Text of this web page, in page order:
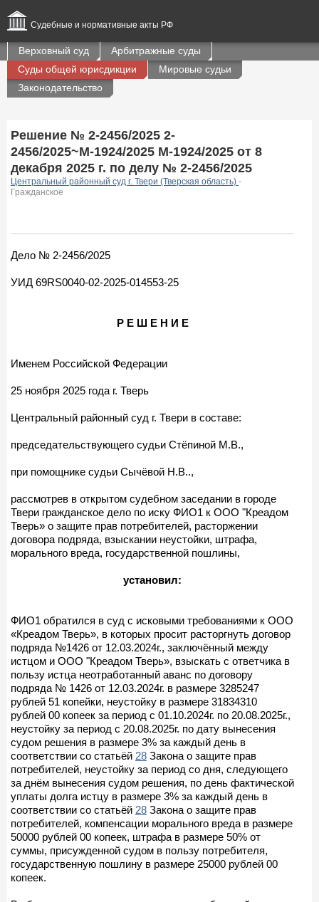
Судебные и нормативные акты РФ
Верховный суд
Арбитражные суды
Суды общей юрисдикции
Мировые судьи
Законодательство
Решение № 2-2456/2025 2-
2456/2025~М-1924/2025 М-1924/2025 от 8
декабря 2025 г. по делу № 2-2456/2025
Центральный районный суд г. Твери (Тверская область) -
Гражданское
Дело № 2-2456/2025
УИД 69RS0040-02-2025-014553-25
Р Е Ш Е Н И Е
Именем Российской Федерации
25 ноября 2025 года г. Тверь
Центральный районный суд г. Твери в составе:
председательствующего судьи Стёпиной М.В.,
при помощнике судьи Сычёвой Н.В..,
рассмотрев в открытом судебном заседании в городе
Твери гражданское дело по иску ФИО1 к ООО "Креадом
Тверь» о защите прав потребителей, расторжении
договора подряда, взыскании неустойки, штрафа,
морального вреда, государственной пошлины,
установил:
ФИО1 обратился в суд с исковыми требованиями к ООО
«Креадом Тверь», в которых просит расторгнуть договор
подряда №1426 от 12.03.2024г., заключённый между
истцом и ООО "Креадом Тверь», взыскать с ответчика в
пользу истца неотработанный аванс по договору
подряда № 1426 от 12.03.2024г. в размере 3285247
рублей 51 копейки, неустойку в размере 31834310
рублей 00 копеек за период с 01.10.2024г. по 20.08.2025г.,
неустойку за период с 20.08.2025г. по дату вынесения
судом решения в размере 3% за каждый день в
соответствии со статьёй 28 Закона о защите прав
потребителей, неустойку за период со дня, следующего
за днём вынесения судом решения, по день фактической
уплаты долга истцу в размере 3% за каждый день в
соответствии со статьёй 28 Закона о защите прав
потребителей, компенсации морального вреда в размере
50000 рублей 00 копеек, штрафа в размере 50% от
суммы, присужденной судом в пользу потребителя,
государственную пошлину в размере 25000 рублей 00
копеек.